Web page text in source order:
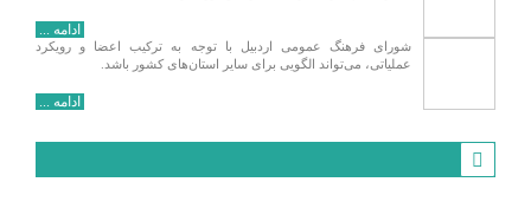
ادامه ...
شورای فرهنگ عمومی اردبیل با توجه به ترکیب اعضا و رویکرد
عملیاتی، می‌تواند الگویی برای سایر استان‌های کشور باشد.
ادامه ...